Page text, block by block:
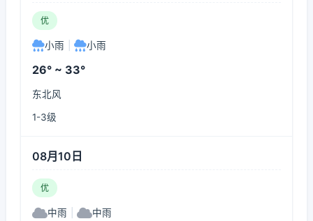
优
小雨 小雨
26° ~ 33°
东北风
1-3级
08月10日
优
中雨 中雨